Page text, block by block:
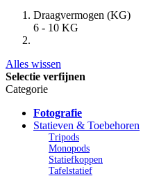
Draagvermogen (KG)
6 - 10 KG
Alles wissen
Selectie verfijnen
Categorie
Fotografie
Statieven & Toebehoren
Tripods
Monopods
Statiefkoppen
Tafelstatief